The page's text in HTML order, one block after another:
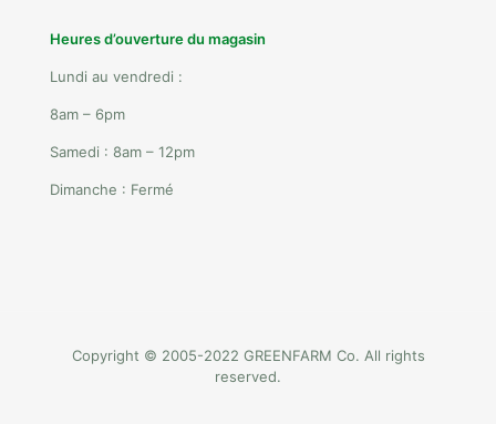
Heures d’ouverture du magasin
Lundi au vendredi :
8am – 6pm
Samedi : 8am – 12pm
Dimanche : Fermé
Copyright © 2005-2022 GREENFARM Co. All rights
reserved.